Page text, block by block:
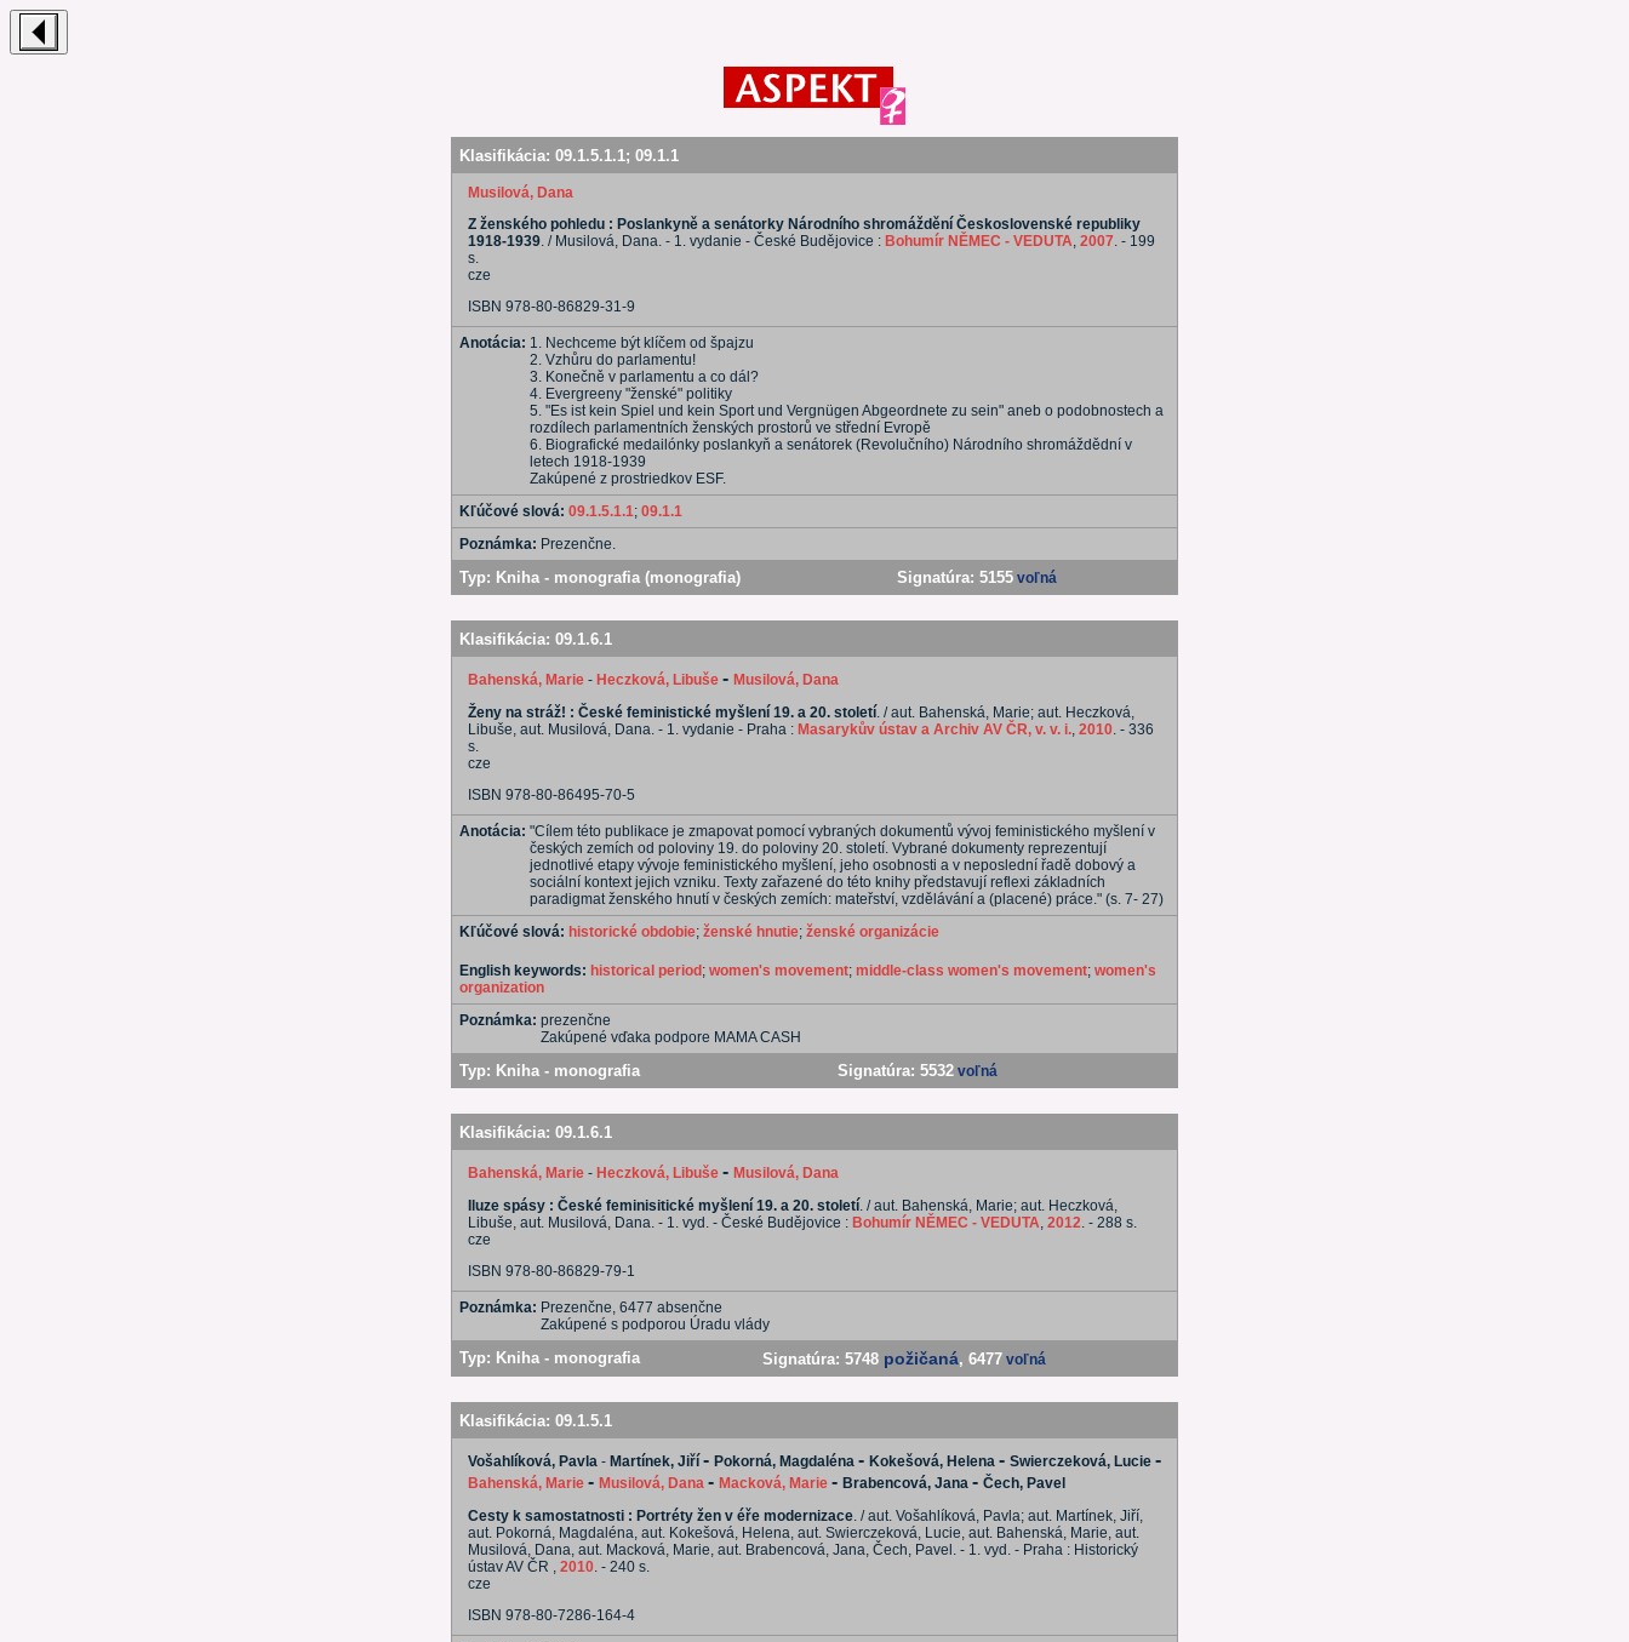
Klasifikácia: 09.1.5.1.1; 09.1.1
Musilová, Dana
Z ženského pohledu : Poslankyně a senátorky Národního shromáždění Československé republiky
1918-1939. / Musilová, Dana. - 1. vydanie - České Budějovice : Bohumír NĚMEC - VEDUTA, 2007. - 199
s.
cze
ISBN 978-80-86829-31-9
Anotácia: 1. Nechceme být klíčem od špajzu
2. Vzhůru do parlamentu!
3. Konečně v parlamentu a co dál?
4. Evergreeny "ženské" politiky
5. "Es ist kein Spiel und kein Sport und Vergnügen Abgeordnete zu sein" aneb o podobnostech a
rozdílech parlamentních ženských prostorů ve střední Evropě
6. Biografické medailónky poslankyň a senátorek (Revolučního) Národního shromáždědní v
letech 1918-1939
Zakúpené z prostriedkov ESF.
Kľúčové slová: 09.1.5.1.1; 09.1.1
Poznámka: Prezenčne.
Typ: Kniha - monografia (monografia) Signatúra: 5155 voľná
Klasifikácia: 09.1.6.1
Bahenská, Marie - Heczková, Libuše - Musilová, Dana
Ženy na stráž! : České feministické myšlení 19. a 20. století. / aut. Bahenská, Marie; aut. Heczková,
Libuše, aut. Musilová, Dana. - 1. vydanie - Praha : Masarykův ústav a Archiv AV ČR, v. v. i., 2010. - 336
s.
cze
ISBN 978-80-86495-70-5
Anotácia: "Cílem této publikace je zmapovat pomocí vybraných dokumentů vývoj feministického myšlení v
českých zemích od poloviny 19. do poloviny 20. století. Vybrané dokumenty reprezentují
jednotlivé etapy vývoje feministického myšlení, jeho osobnosti a v neposlední řadě dobový a
sociální kontext jejich vzniku. Texty zařazené do této knihy představují reflexi základních
paradigmat ženského hnutí v českých zemích: mateřství, vzdělávání a (placené) práce." (s. 7- 27)
Kľúčové slová: historické obdobie; ženské hnutie; ženské organizácie
English keywords: historical period ; women's movement; middle-class women's movement; women's
organization
Poznámka: prezenčne
Zakúpené vďaka podpore MAMA CASH
Typ: Kniha - monografia Signatúra: 5532 voľná
Klasifikácia: 09.1.6.1
Bahenská, Marie - Heczková, Libuše - Musilová, Dana
Iluze spásy : České feminisitické myšlení 19. a 20. století. / aut. Bahenská, Marie; aut. Heczková,
Libuše, aut. Musilová, Dana. - 1. vyd. - České Budějovice : Bohumír NĚMEC - VEDUTA, 2012. - 288 s.
cze
ISBN 978-80-86829-79-1
Poznámka: Prezenčne, 6477 absenčne
Zakúpené s podporou Úradu vlády
Typ: Kniha - monografia Signatúra: 5748 požičaná, 6477 voľná
Klasifikácia: 09.1.5.1
Vošahlíková, Pavla - Martínek, Jiří - Pokorná, Magdaléna - Kokešová, Helena - Swierczeková, Lucie -
Bahenská, Marie - Musilová, Dana - Macková, Marie - Brabencová, Jana - Čech, Pavel
Cesty k samostatnosti : Portréty žen v éře modernizace. / aut. Vošahlíková, Pavla; aut. Martínek, Jiří,
aut. Pokorná, Magdaléna, aut. Kokešová, Helena, aut. Swierczeková, Lucie, aut. Bahenská, Marie, aut.
Musilová, Dana, aut. Macková, Marie, aut. Brabencová, Jana, Čech, Pavel. - 1. vyd. - Praha : Historický
ústav AV ČR , 2010. - 240 s.
cze
ISBN 978-80-7286-164-4